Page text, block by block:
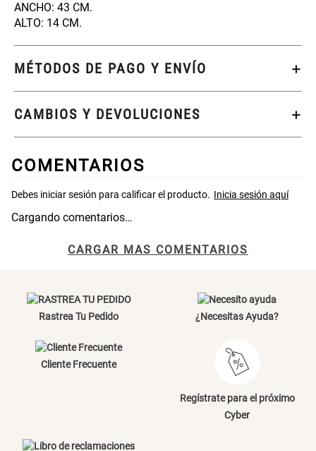
ANCHO: 43 CM.
ALTO: 14 CM.
MÉTODOS DE PAGO Y ENVÍO
CAMBIOS Y DEVOLUCIONES
COMENTARIOS
Cargando comentarios…
CARGAR MAS COMENTARIOS
Rastrea Tu Pedido ¿Necesitas Ayuda?
Cliente Frecuente
Regístrate para el próximo
Cyber
S/ 144.00
Papelero de Plástico Color 8 Lt
15,7x22,2x33,3 cm
S/ 39.90
Canasto Bambú